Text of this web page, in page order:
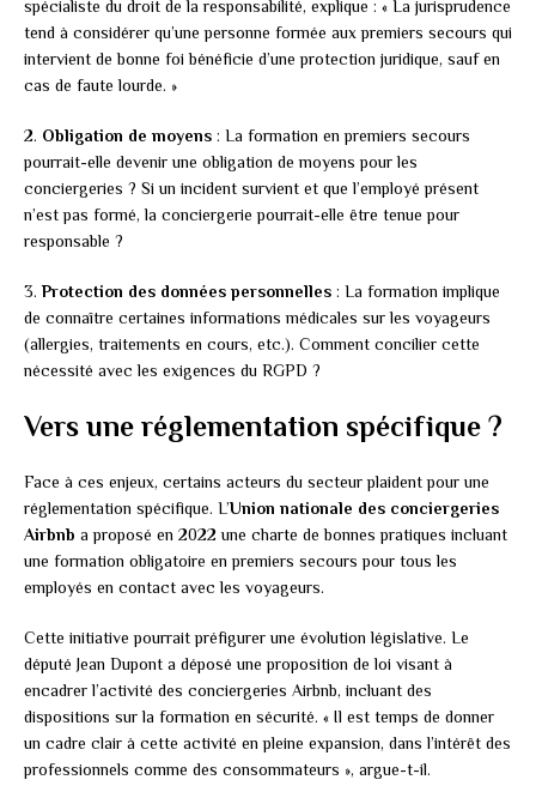
spécialiste du droit de la responsabilité, explique : « La jurisprudence
tend à considérer qu’une personne formée aux premiers secours qui
intervient de bonne foi bénéficie d’une protection juridique, sauf en
cas de faute lourde. »
2. Obligation de moyens : La formation en premiers secours
pourrait-elle devenir une obligation de moyens pour les
conciergeries ? Si un incident survient et que l’employé présent
n’est pas formé, la conciergerie pourrait-elle être tenue pour
responsable ?
3.Protection des données personnelles : La formation implique
de connaître certaines informations médicales sur les voyageurs
(allergies, traitements en cours, etc.). Comment concilier cette
nécessité avec les exigences du RGPD ?
Vers une réglementation spécifique ?
Face à ces enjeux, certains acteurs du secteur plaident pour une
réglementation spécifique. L’Union nationale des conciergeries
Airbnb a proposé en 2022 une charte de bonnes pratiques incluant
une formation obligatoire en premiers secours pour tous les
employés en contact avec les voyageurs.
Cette initiative pourrait préfigurer une évolution législative. Le
député Jean Dupont a déposé une proposition de loi visant à
encadrer l’activité des conciergeries Airbnb, incluant des
dispositions sur la formation en sécurité. « Il est temps de donner
un cadre clair à cette activité en pleine expansion, dans l’intérêt des
professionnels comme des consommateurs », argue-t-il.